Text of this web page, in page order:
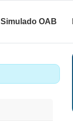
Simulado OAB